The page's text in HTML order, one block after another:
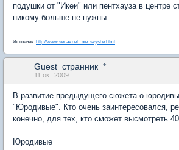
подушки от "Икеи" или пентхауза в центре
никому больше не нужны.
Источник: http://www.senav.net...nie_svyshe.html
Guest_странник_*
11 окт 2009
В развитие предыдущего сюжета о
"Юродивые". Кто очень заинтересовался,
конечно, для тех, кто сможет высмотреть
Юродивые